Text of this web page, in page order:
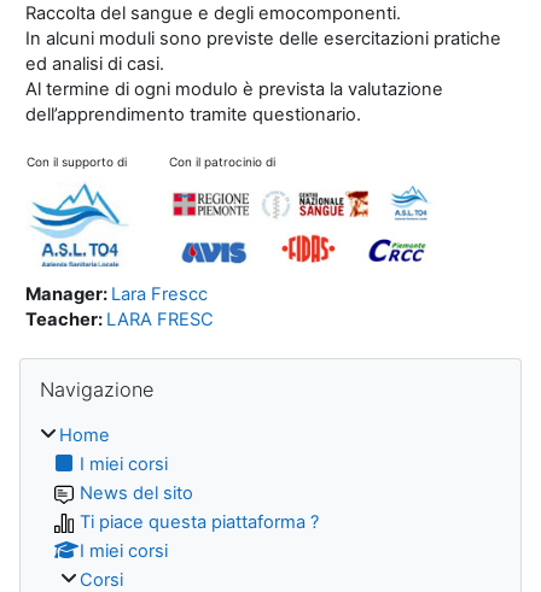
Raccolta del sangue e degli emocomponenti.
In alcuni moduli sono previste delle esercitazioni pratiche
ed analisi di casi.
Al termine di ogni modulo è prevista la valutazione
dell’apprendimento tramite questionario.
Con il supporto di Con il patrocinio di
Manager: Lara Frescc
Teacher: LARA FRESC
Blocchi
Navigazione
Home
I miei corsi
News del sito
Ti piace questa piattaforma ?
I miei corsi
Corsi